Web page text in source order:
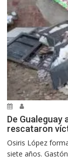
De Gualeguay
rescataron
Osiris López
siete años.